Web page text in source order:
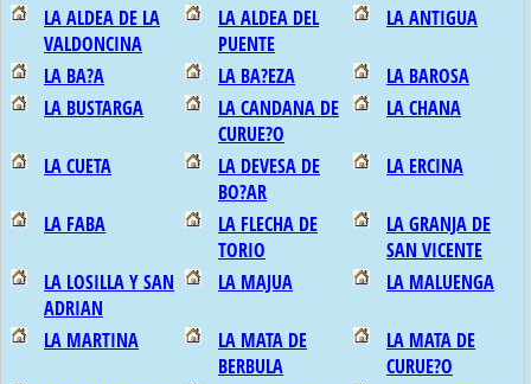
LA ALDEA DE LA
VALDONCINA
LA ALDEA DEL
PUENTE
LA ANTIGUA
LA BA?A LA BA?EZA
LA BAROSA
LA BUSTARGA
LA CANDANA DE
CURUE?O
LA CHANA
LA CUETA
LA DEVESA DE
BO?AR
LA ERCINA
LA FABA
LA FLECHA DE
TORIO
LA GRANJA DE
SAN VICENTE
LA LOSILLA Y SAN
ADRIAN
LA MAJUA LA MALUENGA
LA MARTINA
LA MATA DE
BERBULA
LA MATA DE
CURUE?O